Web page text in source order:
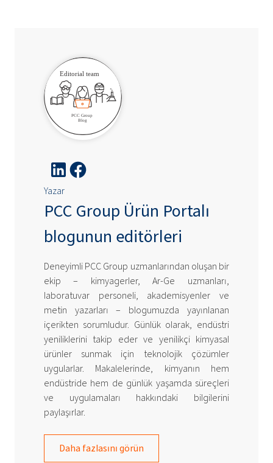
Yazar
PCC Group Ürün Portalı
blogunun editörleri
Deneyimli PCC Group uzmanlarından oluşan bir
ekip – kimyagerler, Ar-Ge uzmanları,
laboratuvar personeli, akademisyenler ve
metin yazarları – blogumuzda yayınlanan
içerikten sorumludur. Günlük olarak, endüstri
yeniliklerini takip eder ve yenilikçi kimyasal
ürünler sunmak için teknolojik çözümler
uygularlar. Makalelerinde, kimyanın hem
endüstride hem de günlük yaşamda süreçleri
ve uygulamaları hakkındaki bilgilerini
paylaşırlar.
Daha fazlasını görün